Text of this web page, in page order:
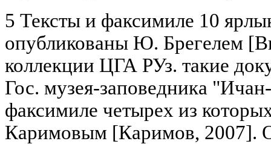
5 Тексты и факсимиле 10
опубликованы Ю. Брeгeлeм
коллекции ЦГА РУз. такие
Гос. музея-заповедника
факсимиле четырех из
Каримовым [Каримов, 2007].